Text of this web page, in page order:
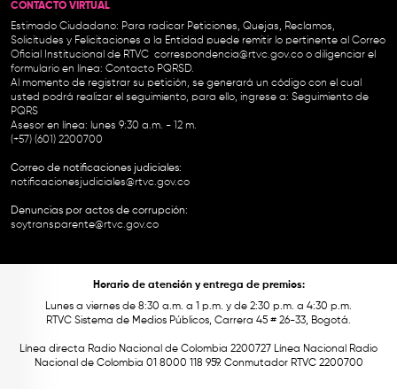
CONTACTO VIRTUAL
Estimado Ciudadano: Para radicar Peticiones, Quejas, Reclamos,
Solicitudes y Felicitaciones a la Entidad puede remitir lo pertinente al Correo
Oficial Institucional de RTVC correspondencia@rtvc.gov.co o diligenciar el
formulario en línea: Contacto PQRSD.
Al momento de registrar su petición, se generará un código con el cual
usted podrá realizar el seguimiento, para ello, ingrese a: Seguimiento de
PQRS
Asesor en línea: lunes 9:30 a.m. - 12 m.
(+57) (601) 2200700
Correo de notificaciones judiciales:
notificacionesjudiciales@rtvc.gov.co
Denuncias por actos de corrupción:
soytransparente@rtvc.gov.co
Horario de atención y entrega de premios:
Lunes a viernes de 8:30 a.m. a 1 p.m. y de 2:30 p.m. a 4:30 p.m.
RTVC Sistema de Medios Públicos, Carrera 45 # 26-33, Bogotá.
Línea directa Radio Nacional de Colombia 2200727 Línea Nacional Radio
Nacional de Colombia 01 8000 118 959. Conmutador RTVC 2200700